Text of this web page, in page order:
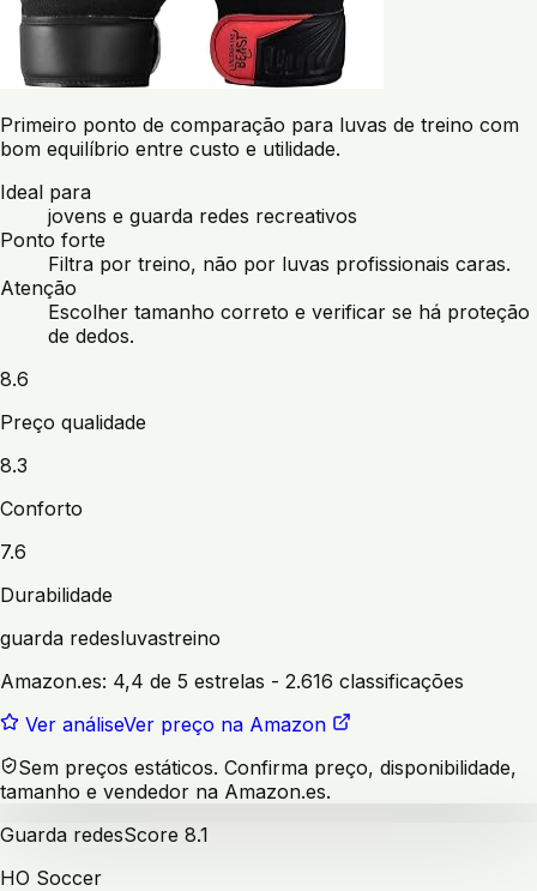
Primeiro ponto de comparação para luvas de treino com
bom equilíbrio entre custo e utilidade.
Ideal para
jovens e guarda redes recreativos
Ponto forte
Filtra por treino, não por luvas profissionais caras.
Atenção
Escolher tamanho correto e verificar se há proteção
de dedos.
8.6
Preço qualidade
8.3
Conforto
7.6
Durabilidade
guarda redesluvastreino
Amazon.es: 4,4 de 5 estrelas - 2.616 classificações
Ver análiseVer preço na Amazon
Sem preços estáticos. Confirma preço, disponibilidade,
tamanho e vendedor na Amazon.es.
Guarda redesScore 8.1
HO Soccer